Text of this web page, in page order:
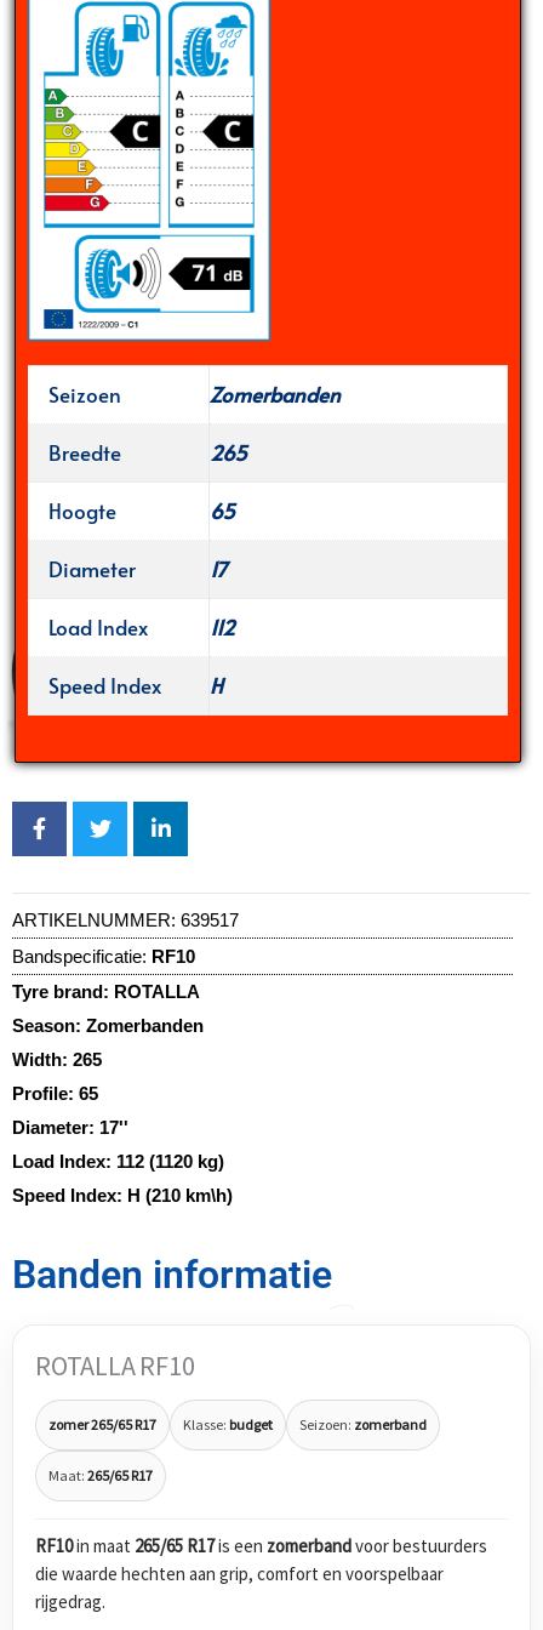
Seizoen
Zomerbanden
Breedte
265
Hoogte
65
Diameter
17
Load Index
112
Speed Index
H
ARTIKELNUMMER: 639517
Bandspecificatie: RF10
Tyre brand: ROTALLA
Season: Zomerbanden
Width: 265
Profile: 65
Diameter: 17''
Load Index: 112 (1120 kg)
Speed Index: H (210 km\h)
Banden informatie
ROTALLA RF10
zomer 265/65 R17 Klasse: budget Seizoen: zomerband
Maat: 265/65 R17
RF10in maat 265/65 R17is een zomerbandvoor bestuurders
die waarde hechten aan grip, comfort en voorspelbaar
rijgedrag.